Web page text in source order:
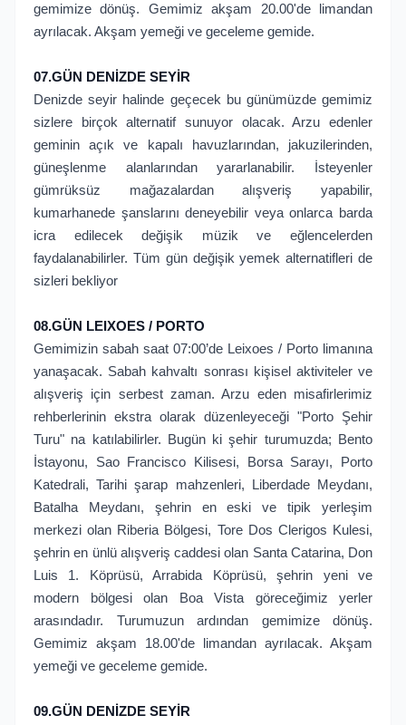
gemimize dönüş. Gemimiz akşam 20.00'de limandan
ayrılacak. Akşam yemeği ve geceleme gemide.
07.GÜN DENİZDE SEYİR
Denizde seyir halinde geçecek bu günümüzde gemimiz
sizlere birçok alternatif sunuyor olacak. Arzu edenler
geminin açık ve kapalı havuzlarından, jakuzilerinden,
güneşlenme alanlarından yararlanabilir. İsteyenler
gümrüksüz mağazalardan alışveriş yapabilir,
kumarhanede şanslarını deneyebilir veya onlarca barda
icra edilecek değişik müzik ve eğlencelerden
faydalanabilirler. Tüm gün değişik yemek alternatifleri de
sizleri bekliyor
08.GÜN LEIXOES / PORTO
Gemimizin sabah saat 07:00’de Leixoes / Porto limanına
yanaşacak. Sabah kahvaltı sonrası kişisel aktiviteler ve
alışveriş için serbest zaman. Arzu eden misafirlerimiz
rehberlerinin ekstra olarak düzenleyeceği "Porto Şehir
Turu" na katılabilirler. Bugün ki şehir turumuzda; Bento
İstayonu, Sao Francisco Kilisesi, Borsa Sarayı, Porto
Katedrali, Tarihi şarap mahzenleri, Liberdade Meydanı,
Batalha Meydanı, şehrin en eski ve tipik yerleşim
merkezi olan Riberia Bölgesi, Tore Dos Clerigos Kulesi,
şehrin en ünlü alışveriş caddesi olan Santa Catarina, Don
Luis 1. Köprüsü, Arrabida Köprüsü, şehrin yeni ve
modern bölgesi olan Boa Vista göreceğimiz yerler
arasındadır. Turumuzun ardından gemimize dönüş.
Gemimiz akşam 18.00'de limandan ayrılacak. Akşam
yemeği ve geceleme gemide.
09.GÜN DENİZDE SEYİR